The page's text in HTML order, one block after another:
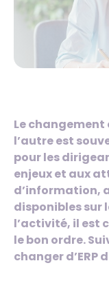
Le changement
l’autre est
pour les
enjeux et aux
d’information,
disponibles sur
l’activité, il est
le bon ordre.
changer d’ERP